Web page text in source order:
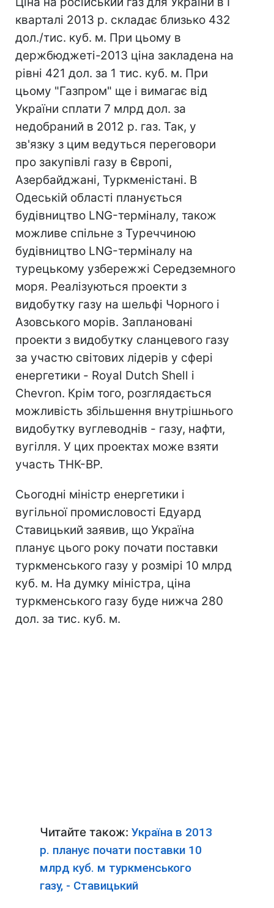
кварталі 2013 р. складає близько 432
дол./тис. куб. м. При цьому в
держбюджеті-2013 ціна закладена на
рівні 421 дол. за 1 тис. куб. м. При
цьому "Газпром" ще і вимагає від
України сплати 7 млрд дол. за
недобраний в 2012 р. газ. Так, у
зв'язку з цим ведуться переговори
про закупівлі газу в Європі,
Азербайджані, Туркменістані. В
Одеській області планується
будівництво LNG-терміналу, також
можливе спільне з Туреччиною
будівництво LNG-терміналу на
турецькому узбережжі Середземного
моря. Реалізуються проекти з
видобутку газу на шельфі Чорного і
Азовського морів. Заплановані
проекти з видобутку сланцевого газу
за участю світових лідерів у сфері
енергетики - Royal Dutch Shell і
Chevron. Крім того, розглядається
можливість збільшення внутрішнього
видобутку вуглеводнів - газу, нафти,
вугілля. У цих проектах може взяти
участь ТНК-ВР.
Сьогодні міністр енергетики і
вугільної промисловості Едуард
Ставицький заявив, що Україна
планує цього року почати поставки
туркменського газу у розмірі 10 млрд
куб. м. На думку міністра, ціна
туркменського газу буде нижча 280
дол. за тис. куб. м.
Читайте також: Україна в 2013
р. планує почати поставки 10
млрд куб. м туркменського
газу, - Ставицький